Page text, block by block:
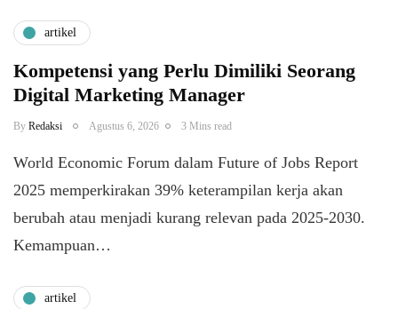
artikel
Kompetensi yang Perlu Dimiliki Seorang
Digital Marketing Manager
By Redaksi Agustus 6, 2026 3 Mins read
World Economic Forum dalam Future of Jobs Report
2025 memperkirakan 39% keterampilan kerja akan
berubah atau menjadi kurang relevan pada 2025-2030.
Kemampuan…
artikel